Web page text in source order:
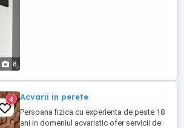
8
4 Acvarii in perete
Persoana fizica cu experienta de peste 18
ani in domeniul acvaristic ofer servicii de: